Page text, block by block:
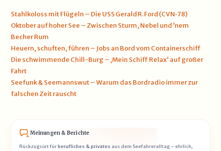
Stahlkoloss mit Flügeln – Die USS Gerald R. Ford (CVN‑78)
Oktober auf hoher See – Zwischen Sturm, Nebel und ’nem
Becher Rum
Heuern, schuften, führen – Jobs an Bord vom Containerschiff
Die schwimmende Chill-Burg – ‚Mein Schiff Relax‘ auf großer
Fahrt
Seefunk & Seemannswut – Warum das Bordradio immer zur
falschen Zeit rauscht
Meinungen & Berichte
Rückzugsort fürberufliches & privates aus dem Seefahreralltag – ehrlich,